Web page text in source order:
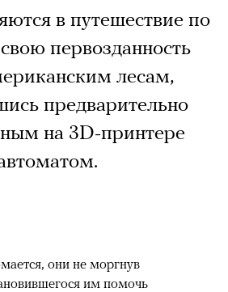
в путешествие по
первозданность
лесам,
предварительно
на 3D-принтере
они не моргнув
им помочь